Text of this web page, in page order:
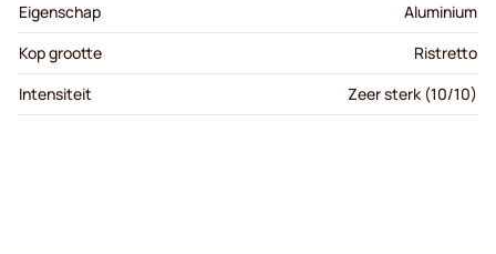
Eigenschap
Aluminium
Kop grootte
Ristretto
Intensiteit
Zeer sterk (10/10)